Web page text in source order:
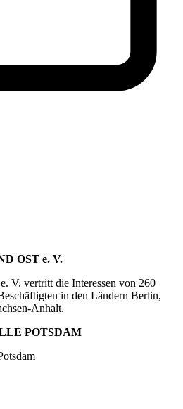
OST e. V.
V. vertritt die Interessen von 260
in den Ländern Berlin,
Anhalt.
POTSDAM